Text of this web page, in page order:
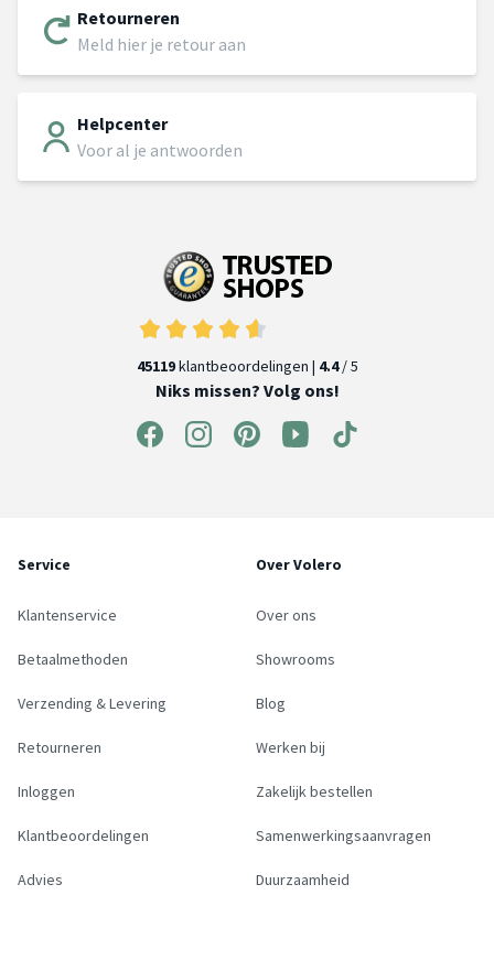
Retourneren
Meld hier je retour aan
Helpcenter
Voor al je antwoorden
45119klantbeoordelingen | 4.4/ 5
Niks missen? Volg ons!
Service
Klantenservice
Betaalmethoden
Verzending & Levering
Retourneren
Inloggen
Klantbeoordelingen
Advies
Over Volero
Over ons
Showrooms
Blog
Werken bij
Zakelijk bestellen
Samenwerkingsaanvragen
Duurzaamheid